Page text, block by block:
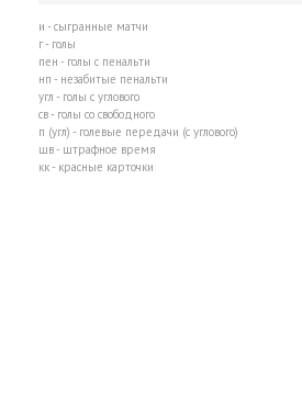
и - сыгранные матчи
г - голы
пен - голы с пенальти
нп - незабитые пенальти
угл - голы с углового
св - голы со свободного
п (угл) - голевые передачи (с углового)
шв - штрафное время
кк - красные карточки